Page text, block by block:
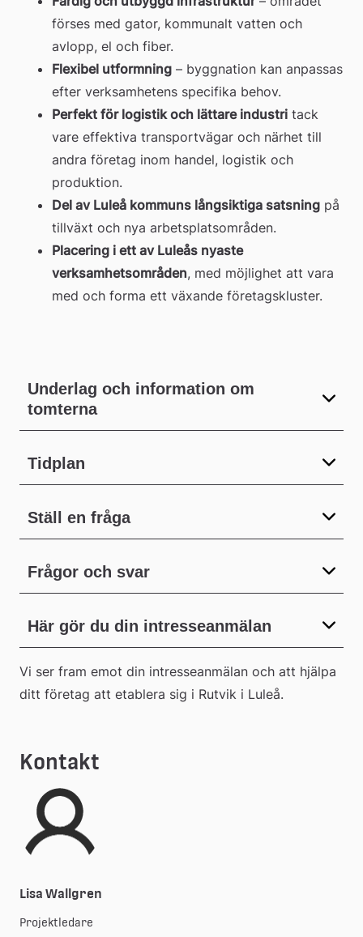
förses med gator, kommunalt vatten och
avlopp, el och fiber.
Flexibel utformning – byggnation kan anpassas
efter verksamhetens specifika behov.
Perfekt för logistik och lättare industri tack
vare effektiva transportvägar och närhet till
andra företag inom handel, logistik och
produktion.
Del av Luleå kommuns långsiktiga satsning på
tillväxt och nya arbetsplatsområden.
Placering i ett av Luleås nyaste
verksamhetsområden, med möjlighet att vara
med och forma ett växande företagskluster.
Underlag och information om
tomterna
Tidplan
Ställ en fråga
Frågor och svar
Här gör du din intresseanmälan
Vi ser fram emot din intresseanmälan och att hjälpa
ditt företag att etablera sig i Rutvik i Luleå.
Kontakt
Lisa Wallgren
Projektledare